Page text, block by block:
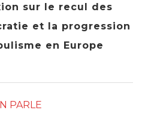
sur le recul des
et la progression
en Europe
PARLE